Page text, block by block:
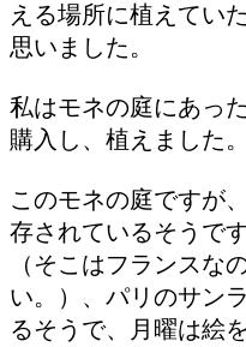
える場所に植えてい
思いました。
私はモネの庭にあっ
購入し、植えました。
このモネの庭ですが
存されているそうで
（そこはフランスな
い。）、パリのサン
るそうで、月曜は絵